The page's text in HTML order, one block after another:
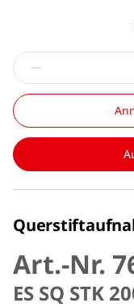
Art.-Nr.
ES SQ STK